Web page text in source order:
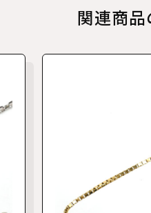
関連商